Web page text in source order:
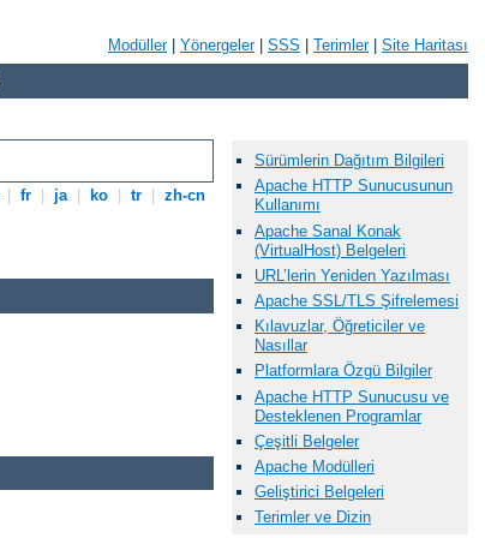
Modüller| Yönergeler| SSS Terimler| Site Haritası
fr ja ko tr zh-cn
Sürümlerin Dağıtım Bilgileri
Apache HTTP Sunucusunun
Kullanımı
Apache Sanal Konak
(VirtualHost) Belgeleri
URL’lerin Yeniden Yazılması
Apache SSL/TLS Şifrelemesi
Kılavuzlar, Öğreticiler ve
Nasıllar
Platformlara Özgü Bilgiler
Apache HTTP Sunucusu ve
Desteklenen Programlar
Çeşitli Belgeler
Apache Modülleri
Geliştirici Belgeleri
Terimler ve Dizin